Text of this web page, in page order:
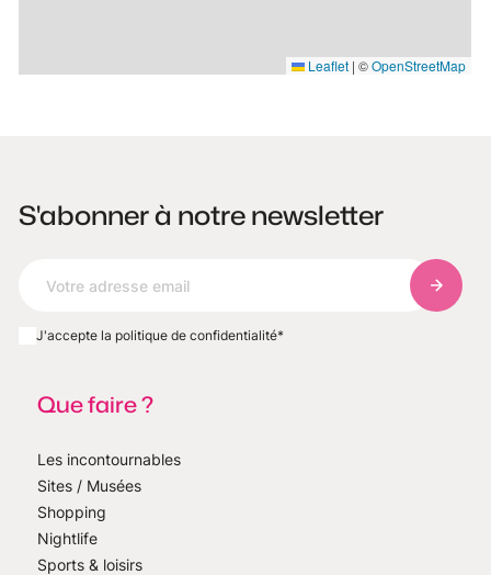
Leaflet | ©OpenStreetMap
S'abonner à notre newsletter
J'accepte la politique de confidentialité*
Que faire ?
Les incontournables
Sites / Musées
Shopping
Nightlife
Sports & loisirs